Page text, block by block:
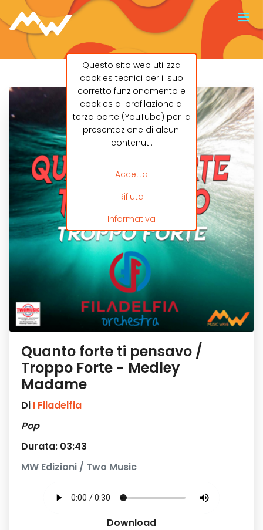
Questo sito web utilizza
cookies tecnici per il suo
corretto funzionamento e
cookies di profilazione di
terza parte (YouTube) per la
presentazione di alcuni
contenuti.
Accetta
Rifiuta
Informativa
Quanto forte ti pensavo /
Troppo Forte - Medley
Madame
Di I Filadelfia
Pop
Durata: 03:43
MW Edizioni / Two Music
Download